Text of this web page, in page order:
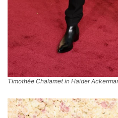
Timothée Chalamet in Haider